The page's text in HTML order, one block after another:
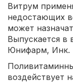
Витрум
недостающих
может
Выпускается в
Юнифарм, Инк.
воздействует